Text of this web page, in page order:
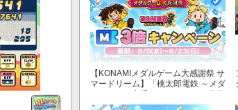
【KONAMIメダルゲーム大感謝祭 サ
マードリーム】「桃太郎電鉄 ～メダ
数が3倍！